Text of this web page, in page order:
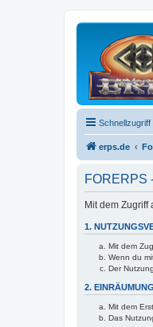
Schnellzugriff
erps.de
FORERPS
Mit dem Zugriff
1.
Mit dem
Wenn du
Der
2.
Mit dem
Das